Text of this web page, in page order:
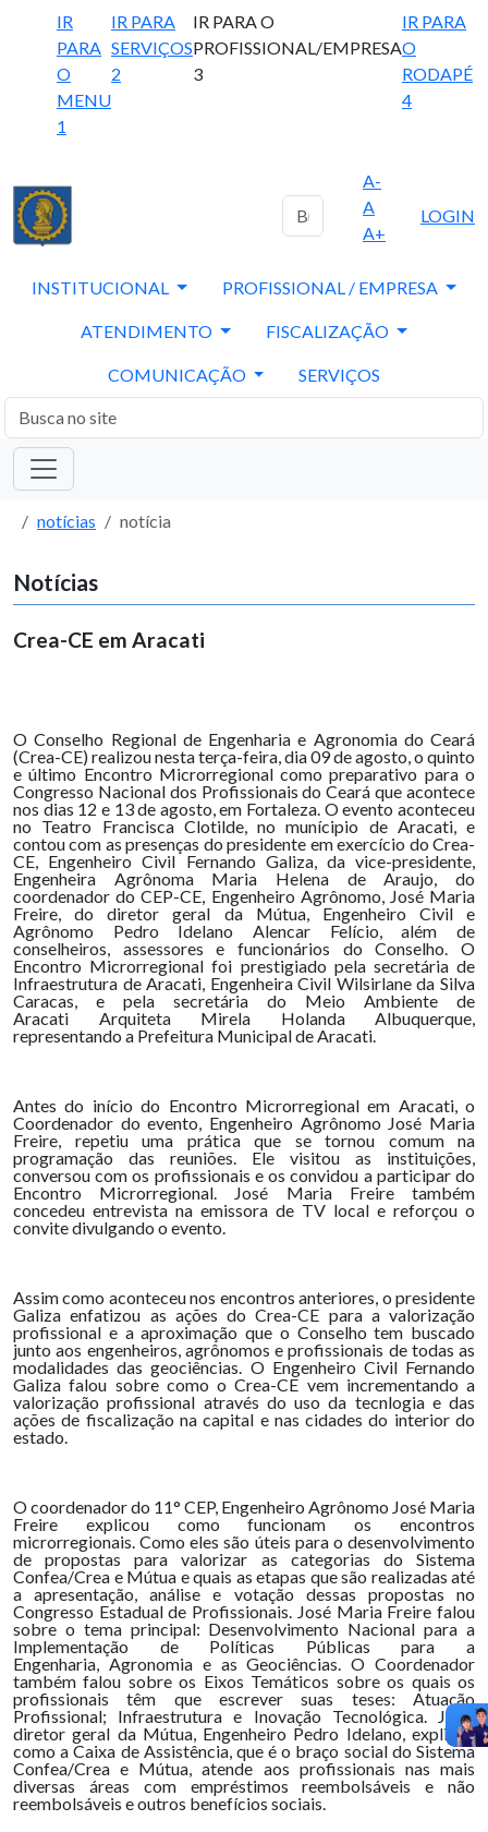
IR
PARA
O
MENU
1
IR PARA
SERVIÇOS
2
IR PARA O
PROFISSIONAL/EMPRESA
3
IR PARA
O
RODAPÉ
4
A-
A
A+
LOGIN
INSTITUCIONAL PROFISSIONAL / EMPRESA
ATENDIMENTO FISCALIZAÇÃO
COMUNICAÇÃO SERVIÇOS
notícias notícia
Notícias
Crea-CE em Aracati
O Conselho Regional de Engenharia e Agronomia do Ceará
(Crea-CE) realizou nesta terça-feira, dia 09 de agosto, o quinto
e último Encontro Microrregional como preparativo para o
Congresso Nacional dos Profissionais do Ceará que acontece
nos dias 12 e 13 de agosto, em Fortaleza. O evento aconteceu
no Teatro Francisca Clotilde, no munícipio de Aracati, e
contou com as presenças do presidente em exercício do Crea-
CE, Engenheiro Civil Fernando Galiza, da vice-presidente,
Engenheira Agrônoma Maria Helena de Araujo, do
coordenador do CEP-CE, Engenheiro Agrônomo, José Maria
Freire, do diretor geral da Mútua, Engenheiro Civil e
Agrônomo Pedro Idelano Alencar Felício, além de
conselheiros, assessores e funcionários do Conselho. O
Encontro Microrregional foi prestigiado pela secretária de
Infraestrutura de Aracati, Engenheira Civil Wilsirlane da Silva
Caracas, e pela secretária do Meio Ambiente de
Aracati Arquiteta Mirela Holanda Albuquerque,
representando a Prefeitura Municipal de Aracati.
Antes do início do Encontro Microrregional em Aracati, o
Coordenador do evento, Engenheiro Agrônomo José Maria
Freire, repetiu uma prática que se tornou comum na
programação das reuniões. Ele visitou as instituições,
conversou com os profissionais e os convidou a participar do
Encontro Microrregional. José Maria Freire também
concedeu entrevista na emissora de TV local e reforçou o
convite divulgando o evento.
Assim como aconteceu nos encontros anteriores, o presidente
Galiza enfatizou as ações do Crea-CE para a valorização
profissional e a aproximação que o Conselho tem buscado
junto aos engenheiros, agrônomos e profissionais de todas as
modalidades das geociências. O Engenheiro Civil Fernando
Galiza falou sobre como o Crea-CE vem incrementando a
valorização profissional através do uso da tecnlogia e das
ações de fiscalização na capital e nas cidades do interior do
estado.
O coordenador do 11° CEP, Engenheiro Agrônomo José Maria
Freire explicou como funcionam os encontros
microrregionais. Como eles são úteis para o desenvolvimento
de propostas para valorizar as categorias do Sistema
Confea/Crea e Mútua e quais as etapas que são realizadas até
a apresentação, análise e votação dessas propostas no
Congresso Estadual de Profissionais. José Maria Freire falou
sobre o tema principal: Desenvolvimento Nacional para a
Implementação de Políticas Públicas para a
Engenharia, Agronomia e as Geociências. O Coordenador
também falou sobre os Eixos Temáticos sobre os quais os
profissionais têm que escrever suas teses: Atuação
Profissional; Infraestrutura e Inovação Tecnológica. Já o
diretor geral da Mútua, Engenheiro Pedro Idelano, explicou
como a Caixa de Assistência, que é o braço social do Sistema
Confea/Crea e Mútua, atende aos profissionais nas mais
diversas áreas com empréstimos reembolsáveis e não
reembolsáveis e outros benefícios sociais.